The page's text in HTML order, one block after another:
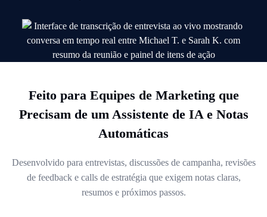
Feito para Equipes de Marketing que
Precisam de um Assistente de IA e Notas
Automáticas
Desenvolvido para entrevistas, discussões de campanha, revisões
de feedback e calls de estratégia que exigem notas claras,
resumos e próximos passos.